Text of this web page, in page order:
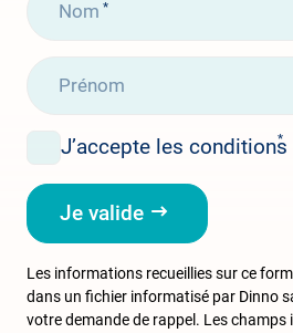
Nom
Prénom
J’accepte les conditions
Je valide
Les informations recueillies sur ce
dans un fichier informatisé par Dinno
votre demande de rappel. Les champs